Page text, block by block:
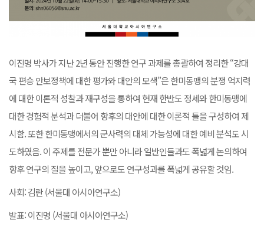
이진명 박사가 지난 2년 동안 진행한 연구 과제를 총괄하여 정리한 “강대
국 편승 안보정책에 대한 평가와 대안의 모색”은 한미동맹의 분쟁 억지력
에 대한 이론적 성찰과 재구성을 통하여 현재 한반도 정세와 한미동맹에
대한 경험적 분석과 더불어 향후의 대안에 대한 이론적 틀을 구성하여 제
시함. 또한 한미동맹에서의 군사력의 대체 가능성에 대한 예비 분석도 시
도하였음. 이 주제를 전문가 뿐만 아니라 일반인들과도 폭넓게 논의하여
향후 연구의 질을 높이고, 앞으로도 연구성과를 폭넓게 공유할 것임.
사회: 김란 (서울대 아시아연구소)
발표: 이진명 (서울대 아시아연구소)